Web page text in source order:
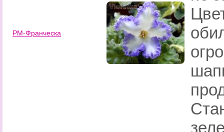
РМ-Франческа